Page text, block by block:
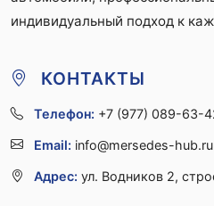
индивидуальный подход к
КОНТАКТЫ
Телефон: +7 (977) 089-63-
Email: info@mersedes-hub.ru
Адрес: ул. Водников 2,